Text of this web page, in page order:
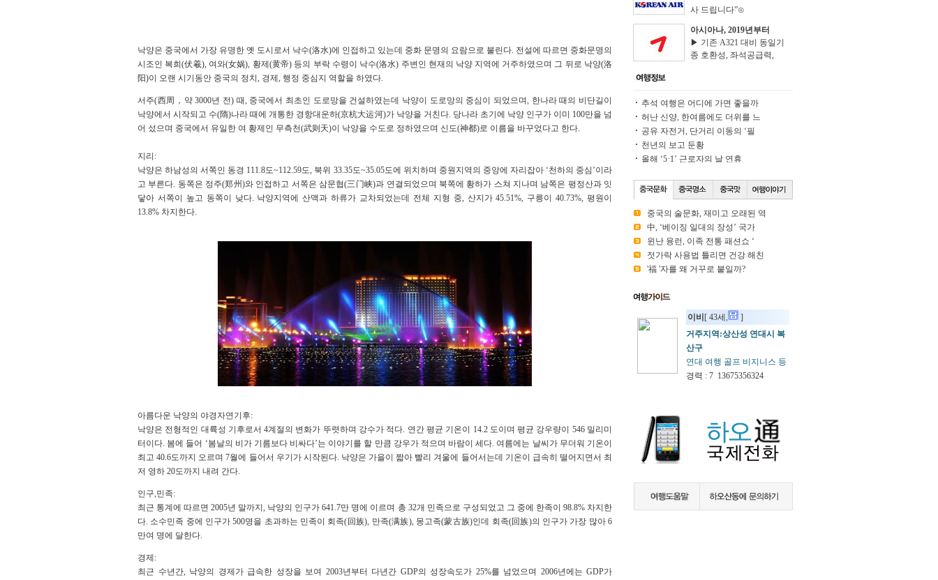
낙양은 중국에서 가장 유명한 옛 도시로서 낙수(洛水)에 인접하고 있는데 중화 문명의 요람으로 불린다. 전설에 따르면 중화문명의
시조인 복희(伏羲), 여와(女娲), 황제(黄帝) 등의 부락 수령이 낙수(洛水) 주변인 현재의 낙양 지역에 거주하였으며 그 뒤로 낙양(洛
阳)이 오랜 시기동안 중국의 정치, 경제, 행정 중심지 역할을 하였다.
서주(西周，약 3000년 전) 때, 중국에서 최초인 도로망을 건설하였는데 낙양이 도로망의 중심이 되었으며, 한나라 때의 비단길이
낙양에서 시작되고 수(隋)나라 때에 개통한 경항대운하(京杭大运河)가 낙양을 거친다. 당나라 초기에 낙양 인구가 이미 100만을 넘
어 섰으며 중국에서 유일한 여 황제인 무측천(武则天)이 낙양을 수도로 정하였으며 신도(神都)로 이름을 바꾸었다고 한다.
지리:
낙양은 하남성의 서쪽인 동경 111.8도~112.59도, 북위 33.35도~35.05도에 위치하며 중원지역의 중앙에 자리잡아 ‘천하의 중심’이라
고 부른다. 동쪽은 정주(郑州)와 인접하고 서쪽은 삼문협(三门峡)과 연결되었으며 북쪽에 황하가 스쳐 지나며 남쪽은 평정산과 잇
닿아 서쪽이 높고 동쪽이 낮다. 낙양지역에 산맥과 하류가 교차되었는데 전체 지형 중, 산지가 45.51%, 구릉이 40.73%, 평원이
13.8% 차지한다.
아름다운 낙양의 야경자연기후:
낙양은 전형적인 대륙성 기후로서 4계절의 변화가 뚜렷하며 강수가 적다. 연간 평균 기온이 14.2 도이며 평균 강우량이 546 밀리미
터이다. 봄에 들어 ‘봄날의 비가 기름보다 비싸다’는 이야기를 할 만큼 강우가 적으며 바람이 세다. 여름에는 날씨가 무더워 기온이
최고 40.6도까지 오르며 7월에 들어서 우기가 시작된다. 낙양은 가을이 짧아 빨리 겨울에 들어서는데 기온이 급속히 떨어지면서 최
저 영하 20도까지 내려 간다.
인구,민족:
최근 통계에 따르면 2005년 말까지, 낙양의 인구가 641.7만 명에 이르며 총 32개 민족으로 구성되었고 그 중에 한족이 98.8% 차지한
다. 소수민족 중에 인구가 500명을 초과하는 민족이 회족(回族), 만족(满族), 몽고족(蒙古族)인데 회족(回族)의 인구가 가장 많아 6
만여 명에 달한다.
경제:
최근 수년간, 낙양의 경제가 급속한 성장을 보여 2003년부터 다년간 GDP의 성장속도가 25%를 넘었으며 2006년에는 GDP가